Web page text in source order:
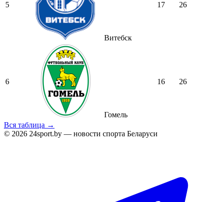
5
Витебск
17 26
6
Гомель
16 26
Вся таблица →
© 2026 24sport.by — новости спорта Беларуси